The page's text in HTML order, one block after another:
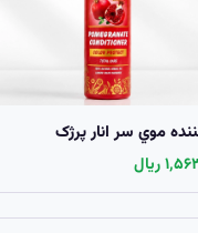
موي سر انار پرژک
ریال